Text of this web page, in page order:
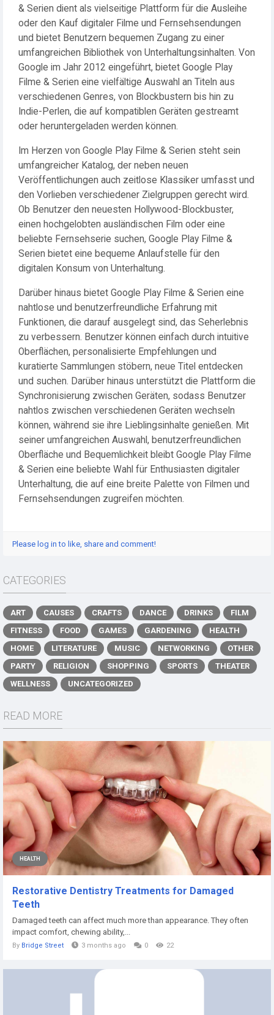
& Serien dient als vielseitige Plattform für die Ausleihe
oder den Kauf digitaler Filme und Fernsehsendungen
und bietet Benutzern bequemen Zugang zu einer
umfangreichen Bibliothek von Unterhaltungsinhalten. Von
Google im Jahr 2012 eingeführt, bietet Google Play
Filme & Serien eine vielfältige Auswahl an Titeln aus
verschiedenen Genres, von Blockbustern bis hin zu
Indie-Perlen, die auf kompatiblen Geräten gestreamt
oder heruntergeladen werden können.
Im Herzen von Google Play Filme & Serien steht sein
umfangreicher Katalog, der neben neuen
Veröffentlichungen auch zeitlose Klassiker umfasst und
den Vorlieben verschiedener Zielgruppen gerecht wird.
Ob Benutzer den neuesten Hollywood-Blockbuster,
einen hochgelobten ausländischen Film oder eine
beliebte Fernsehserie suchen, Google Play Filme &
Serien bietet eine bequeme Anlaufstelle für den
digitalen Konsum von Unterhaltung.
Darüber hinaus bietet Google Play Filme & Serien eine
nahtlose und benutzerfreundliche Erfahrung mit
Funktionen, die darauf ausgelegt sind, das Seherlebnis
zu verbessern. Benutzer können einfach durch intuitive
Oberflächen, personalisierte Empfehlungen und
kuratierte Sammlungen stöbern, neue Titel entdecken
und suchen. Darüber hinaus unterstützt die Plattform die
Synchronisierung zwischen Geräten, sodass Benutzer
nahtlos zwischen verschiedenen Geräten wechseln
können, während sie ihre Lieblingsinhalte genießen. Mit
seiner umfangreichen Auswahl, benutzerfreundlichen
Oberfläche und Bequemlichkeit bleibt Google Play Filme
& Serien eine beliebte Wahl für Enthusiasten digitaler
Unterhaltung, die auf eine breite Palette von Filmen und
Fernsehsendungen zugreifen möchten.
Please log in to like, share and comment!
CATEGORIES
ART CAUSES CRAFTS DANCE DRINKS
FILM
FITNESS
FOOD GAMES GARDENING
HEALTH
HOME
LITERATURE MUSIC NETWORKING
OTHER
PARTY
RELIGION SHOPPING SPORTS
THEATER
WELLNESS
UNCATEGORIZED
READ MORE
HEALTH
Restorative Dentistry Treatments for Damaged
Teeth
Damaged teeth can affect much more than appearance. They often
impact comfort, chewing ability,...
By Bridge Street 3 months ago 0 22